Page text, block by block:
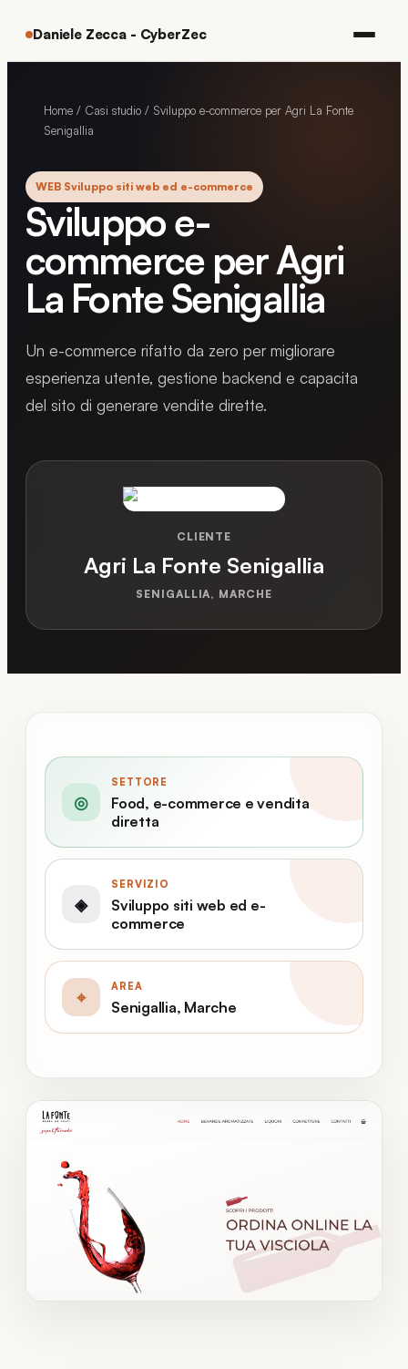
Daniele Zecca - CyberZec
Home / Casi studio / Sviluppo e-commerce per Agri La Fonte
Senigallia
WEB Sviluppo siti web ed e-commerce
Sviluppo e-
commerce per Agri
La Fonte Senigallia
Un e-commerce rifatto da zero per migliorare
esperienza utente, gestione backend e capacita
del sito di generare vendite dirette.
CLIENTE
Agri La Fonte Senigallia
SENIGALLIA, MARCHE
◎
SETTORE
Food, e-commerce e vendita
diretta
◈
SERVIZIO
Sviluppo siti web ed e-
commerce
⌖
AREA
Senigallia, Marche